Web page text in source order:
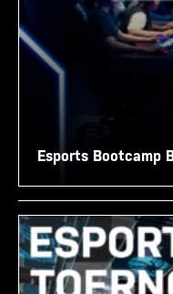
Esports Bootcamp